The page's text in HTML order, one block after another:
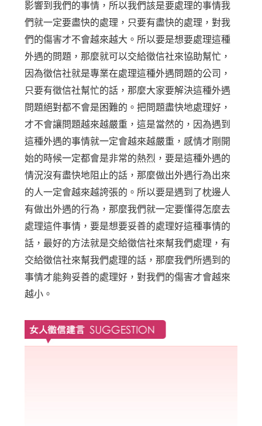
影響到我們的事情，所以我們該是要處理的事情我
們就一定要盡快的處理，只要有盡快的處理，對我
們的傷害才不會越來越大。所以要是想要處理這種
外遇的問題，那麼就可以交給徵信社來協助幫忙，
因為徵信社就是專業在處理這種外遇問題的公司，
只要有徵信社幫忙的話，那麼大家要解決這種外遇
問題絕對都不會是困難的。把問題盡快地處理好，
才不會讓問題越來越嚴重，這是當然的，因為遇到
這種外遇的事情就一定會越來越嚴重，感情才剛開
始的時候一定都會是非常的熱烈，要是這種外遇的
情況沒有盡快地阻止的話，那麼做出外遇行為出來
的人一定會越來越誇張的。所以要是遇到了枕邊人
有做出外遇的行為，那麼我們就一定要懂得怎麼去
處理這件事情，要是想要妥善的處理好這種事情的
話，最好的方法就是交給徵信社來幫我們處理，有
交給徵信社來幫我們處理的話，那麼我們所遇到的
事情才能夠妥善的處理好，對我們的傷害才會越來
越小。